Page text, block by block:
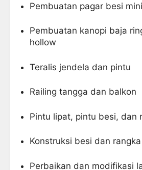
Pembuatan pagar besi
Pembuatan kanopi baja
hollow
Teralis jendela dan pintu
Railing tangga dan balkon
Pintu lipat, pintu besi, dan
Konstruksi besi dan
Perbaikan dan modifikasi